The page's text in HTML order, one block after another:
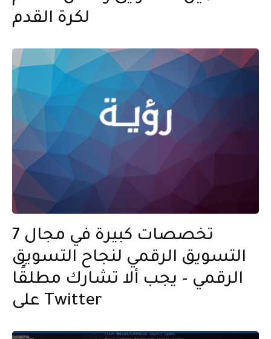
لكرة القدم
7 تخصصات كبيرة في مجال
التسويق الرقمي لنجاح التسويق
الرقمي – يجب ألا تشارك مطلقًا
على Twitter